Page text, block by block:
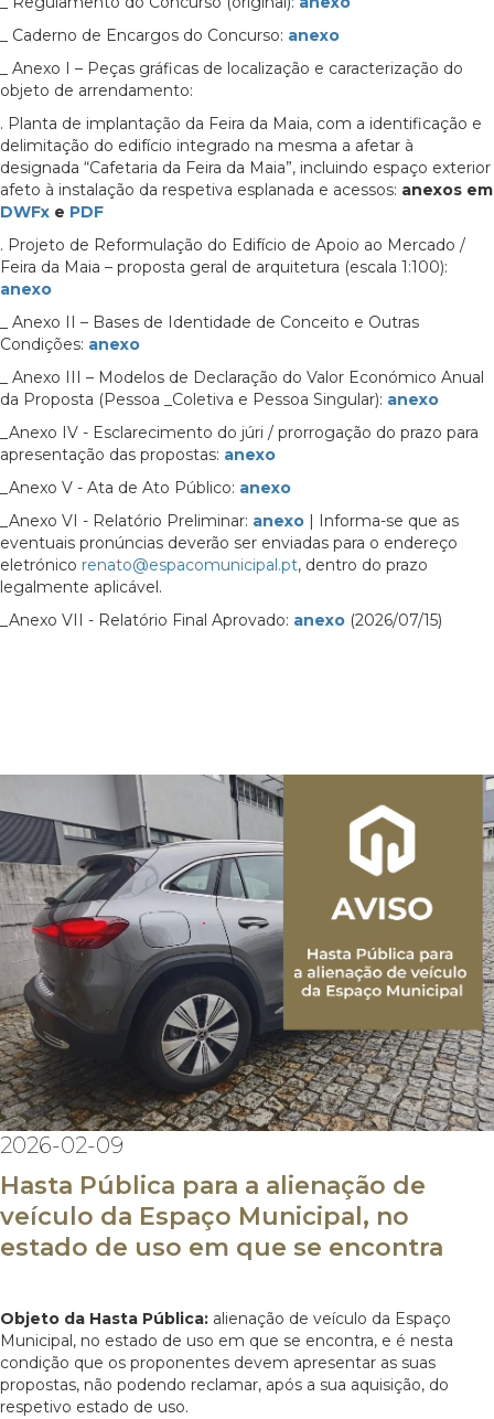
_ Caderno de Encargos do Concurso: anexo
_ Anexo I – Peças gráficas de localização e caracterização do
objeto de arrendamento:
. Planta de implantação da Feira da Maia, com a identificação e
delimitação do edifício integrado na mesma a afetar à
designada “Cafetaria da Feira da Maia”, incluindo espaço exterior
afeto à instalação da respetiva esplanada e acessos: anexos em
DWFx e PDF
. Projeto de Reformulação do Edifício de Apoio ao Mercado /
Feira da Maia – proposta geral de arquitetura (escala 1:100):
anexo
_ Anexo II – Bases de Identidade de Conceito e Outras
Condições: anexo
_ Anexo III – Modelos de Declaração do Valor Económico Anual
da Proposta (Pessoa _Coletiva e Pessoa Singular): anexo
_Anexo IV - Esclarecimento do júri / prorrogação do prazo para
apresentação das propostas: anexo
_Anexo V - Ata de Ato Público: anexo
_Anexo VI - Relatório Preliminar: anexo | Informa-se que as
eventuais pronúncias deverão ser enviadas para o endereço
eletrónico renato@espacomunicipal.pt, dentro do prazo
legalmente aplicável.
_Anexo VII - Relatório Final Aprovado: anexo (2026/07/15)
2026-02-09
Hasta Pública para a alienação de
veículo da Espaço Municipal, no
estado de uso em que se encontra
Objeto da Hasta Pública: alienação de veículo da Espaço
Municipal, no estado de uso em que se encontra, e é nesta
condição que os proponentes devem apresentar as suas
propostas, não podendo reclamar, após a sua aquisição, do
respetivo estado de uso.